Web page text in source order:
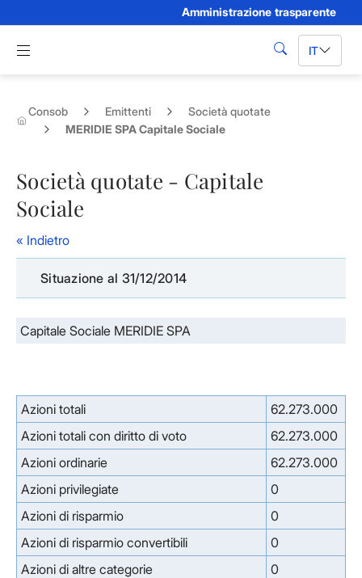
Amministrazione trasparente
Apri menu di navigazione
cerca IT
Consob Emittenti
Società quotate
MERIDIE SPA Capitale Sociale
Società quotate - Capitale
Sociale
« Indietro
Situazione al 31/12/2014
Capitale Sociale MERIDIE SPA
Azioni totali
62.273.000
Azioni totali con diritto di voto
62.273.000
Azioni ordinarie
62.273.000
Azioni privilegiate
0
Azioni di risparmio
0
Azioni di risparmio convertibili
0
Azioni di altre categorie
0